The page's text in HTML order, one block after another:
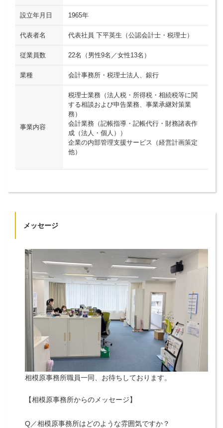
設立年月日 1965年
代表者名 代表社員 下平英生（公認会計士・税理士）
従業員数 22名（男性9名／女性13名）
業種 会計事務所・税理士法人、銀行
事業内容
税理士業務（法人税・所得税・相続税等に関
する相談および申告業務、事業承継対策業
務）
会計業務（記帳指導・記帳代行・財務諸表作
成（法人・個人））
企業の内部管理支援サービス（経営計画策定
他）
メッセージ
相模原事務所職員一同、お待ちしております。
【相模原事務所からのメッセージ】
Q／相模原事務所はどのような雰囲気ですか？